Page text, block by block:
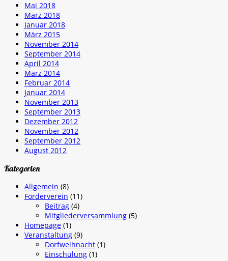
Mai 2018
März 2018
Januar 2018
März 2015
November 2014
September 2014
April 2014
März 2014
Februar 2014
Januar 2014
November 2013
September 2013
Dezember 2012
November 2012
September 2012
August 2012
Kategorien
Allgemein (8)
Förderverein (11)
Beitrag (4)
Mitgliederversammlung (5)
Homepage (1)
Veranstaltung (9)
Dorfweihnacht (1)
Einschulung (1)